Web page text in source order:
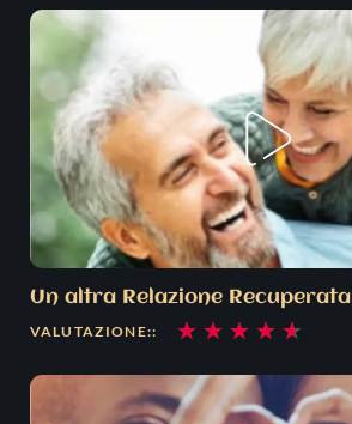
su
5
Un altra Relazione Recuperata
VALUTAZIONE:: ★ ★ ★ ★ ★
su
5